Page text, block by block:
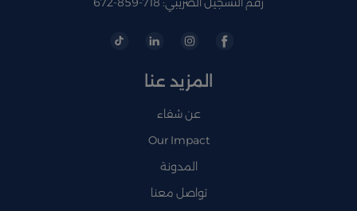
المزيد عنا
عن شفاء
Our Impact
المدونة
تواصل معنا